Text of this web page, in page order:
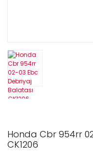
Honda Cbr 954rr
CK1206